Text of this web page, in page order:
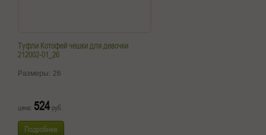
Туфли Котофей чешки для девочки
212002-01_26
Размеры: 26
цена: 524 руб.
Подробнее